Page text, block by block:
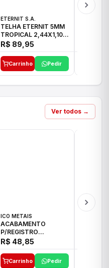
ETERNIT S.A.
TELHA ETERNIT 5MM
TROPICAL 2,44X1,10
27,10KG
R$ 89,95
Carrinho Pedir
Ver todos →
ICO METAIS
ACABAMENTO
P/REGISTRO
1/2"-3/4"-1" ACB M
CS 33 ICO
R$ 48,85
Carrinho Pedir